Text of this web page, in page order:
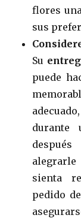
flores
sus
Su
puede
durante
sienta
pedido